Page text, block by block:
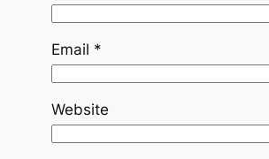
Email *
Website